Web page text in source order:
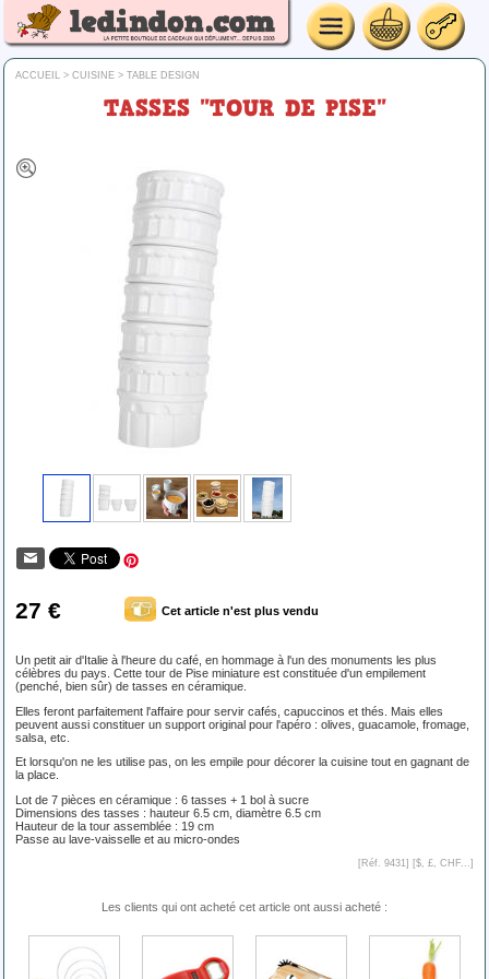
ACCUEIL > CUISINE > TABLE DESIGN
TASSES "TOUR DE PISE"
27 € Cet article n'est plus vendu
Un petit air d'Italie à l'heure du café, en hommage à l'un des monuments les plus
célèbres du pays. Cette tour de Pise miniature est constituée d'un empilement
(penché, bien sûr) de tasses en céramique.
Elles feront parfaitement l'affaire pour servir cafés, capuccinos et thés. Mais elles
peuvent aussi constituer un support original pour l'apéro : olives, guacamole, fromage,
salsa, etc.
Et lorsqu'on ne les utilise pas, on les empile pour décorer la cuisine tout en gagnant de
la place.
Lot de 7 pièces en céramique : 6 tasses + 1 bol à sucre
Dimensions des tasses : hauteur 6.5 cm, diamètre 6.5 cm
Hauteur de la tour assemblée : 19 cm
Passe au lave-vaisselle et au micro-ondes
[Réf. 9431] [$, £, CHF... ]
Les clients qui ont acheté cet article ont aussi acheté :